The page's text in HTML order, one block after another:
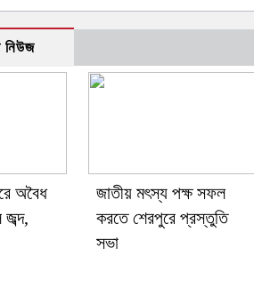
নিউজ
অবৈধ
জাতীয় মৎস্য পক্ষ সফল
করতে শেরপুরে প্রস্তুতি
সভা